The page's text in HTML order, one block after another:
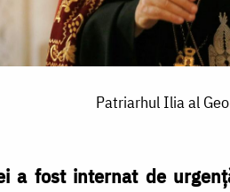
Patriarhul Ilia al
a fost internat de